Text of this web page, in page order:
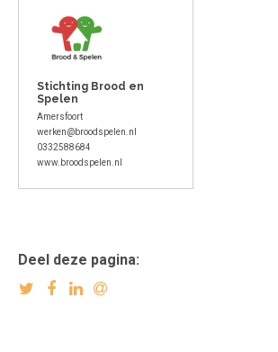
Stichting Brood en
Spelen
Amersfoort
werken@broodspelen.nl
0332588684
www.broodspelen.nl
Deel deze pagina: